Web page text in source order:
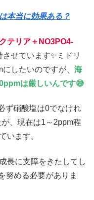
本当に効果ある？
テリア＋NO3PO4-
せています✨ミドリ
したいのですが、 海
は厳しいんです😅
ず硝酸塩は0でなけれ
が、現在は1～2ppm程
います。
長に支障をきたしてし
努める必要がありま